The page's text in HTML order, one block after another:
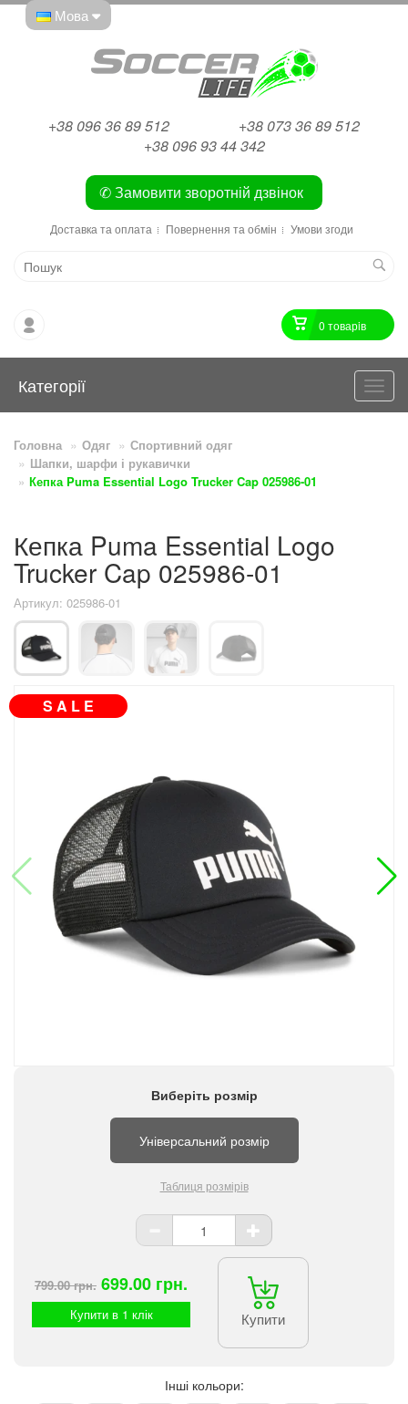
Мова
+38 096 36 89 512
+38 073 36 89 512
+38 096 93 44 342
✆ Замовити зворотній дзвінок
Доставка та оплата Повернення та обмін Умови згоди
0 товарiв
Категорії
Головна Одяг
Спортивний одяг
Шапки, шарфи і рукавички
Кепка Puma Essential Logo Trucker Cap 025986-01
Кепка Puma Essential Logo
Trucker Cap 025986-01
Артикул: 025986-01
S A L E
Виберіть розмір
Універсальний розмір
Таблиця розмірів
799.00 грн. 699.00 грн.
Купити в 1 клік Купити
Інші кольори: